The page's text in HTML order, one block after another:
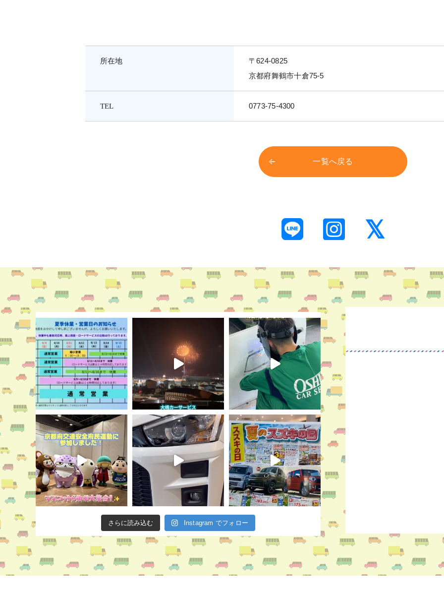
所在地
〒624-0825
京都府舞鶴市十倉75-5
TEL 0773-75-4300
一覧へ戻る
さらに読み込む Instagram でフォロー